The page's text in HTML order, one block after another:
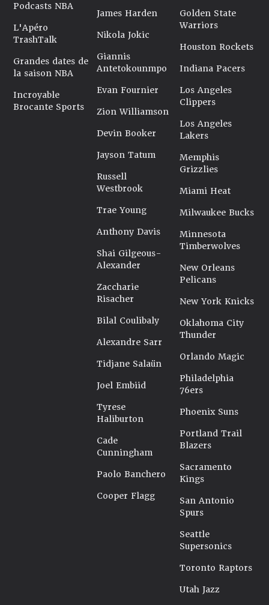
Podcasts NBA
L'Apéro
TrashTalk
Grandes dates de
la saison NBA
Incroyable
Brocante Sports
James Harden
Nikola Jokic
Giannis
Antetokounmpo
Evan Fournier
Zion Williamson
Devin Booker
Jayson Tatum
Russell
Westbrook
Trae Young
Anthony Davis
Shai Gilgeous-
Alexander
Zaccharie
Risacher
Bilal Coulibaly
Alexandre Sarr
Tidjane Salaün
Joel Embiid
Tyrese
Haliburton
Cade
Cunningham
Paolo Banchero
Cooper Flagg
Golden State
Warriors
Houston Rockets
Indiana Pacers
Los Angeles
Clippers
Los Angeles
Lakers
Memphis
Grizzlies
Miami Heat
Milwaukee Bucks
Minnesota
Timberwolves
New Orleans
Pelicans
New York Knicks
Oklahoma City
Thunder
Orlando Magic
Philadelphia
76ers
Phoenix Suns
Portland Trail
Blazers
Sacramento
Kings
San Antonio
Spurs
Seattle
Supersonics
Toronto Raptors
Utah Jazz